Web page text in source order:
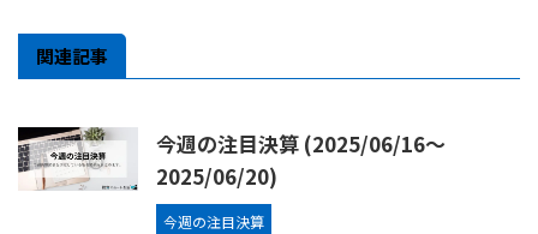
関連記事
今週の注目決算 (2025/06/16〜
2025/06/20)
今週の注目決算